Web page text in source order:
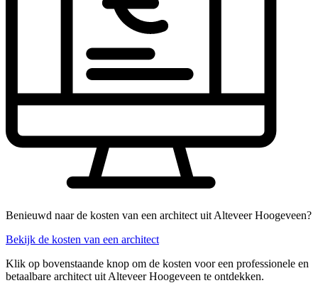
Benieuwd naar de kosten van een architect uit Alteveer Hoogeveen?
Bekijk de kosten van een architect
Klik op bovenstaande knop om de kosten voor een professionele en
betaalbare architect uit Alteveer Hoogeveen te ontdekken.